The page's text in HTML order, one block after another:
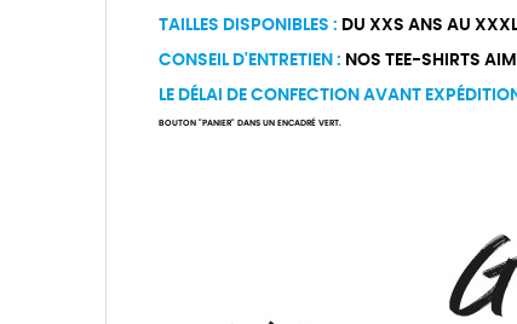
TAILLES DISPONIBLES : DU XXS ANS AU
CONSEIL D'ENTRETIEN : NOS TEE-SHIRTS
LE DÉLAI DE CONFECTION AVANT
BOUTON "PANIER" DANS UN ENCADRÉ VERT.